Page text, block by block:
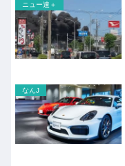
ニュー速＋
なんJ